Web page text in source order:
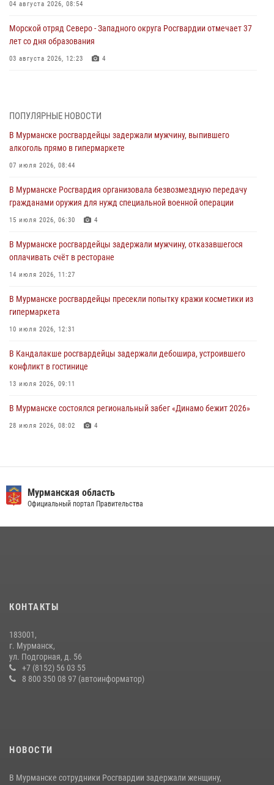
04 августа 2026, 08:54
Морской отряд Северо - Западного округа Росгвардии отмечает 37
лет со дня образования
03 августа 2026, 12:23 4
Сотрудники Росгвардии провели инструктаж по
антитеррористической защищенности для членов избирательных
31 июля 2026, 08:48 3
Сотрудники Росгвардии задержали мужчину, не оплатившего счет в
30 июля 2026, 14:09
В Управлении Росгвардии по Мурманской области прошло пожарно-
30 июля 2026, 14:05
В Управлении Росгвардии по Мурманской области состоялось
равноапостольного великого князя Владимира
29 июля 2026, 12:17
ПОПУЛЯРНЫЕ НОВОСТИ
В Мурманске росгвардейцы задержали мужчину, выпившего
алкоголь прямо в гипермаркете
07 июля 2026, 08:44
В Мурманске Росгвардия организовала безвозмездную передачу
гражданами оружия для нужд специальной военной операции
15 июля 2026, 06:30 4
В Мурманске росгвардейцы задержали мужчину, отказавшегося
оплачивать счёт в ресторане
14 июля 2026, 11:27
В Мурманске росгвардейцы пресекли попытку кражи косметики из
гипермаркета
10 июля 2026, 12:31
В Кандалакше росгвардейцы задержали дебошира, устроившего
конфликт в гостинице
13 июля 2026, 09:11
В Мурманске состоялся региональный забег «Динамо бежит 2026»
28 июля 2026, 08:02 4
15 июля 2026, 14:01
Первый Мурманский терминал» передал Управлению Росгвардии
по Мурманской области новый автомобиль для несения службы
21 июля 2026, 08:15
Мурманская область
Официальный портал Правительства
КОНТАКТЫ
183001,
г. Мурманск,
ул. Подгорная, д. 56
+7 (8152) 56 03 55
8 800 350 08 97 (автоинформатор)
НОВОСТИ
В Мурманске сотрудники Росгвардии задержали женщину,